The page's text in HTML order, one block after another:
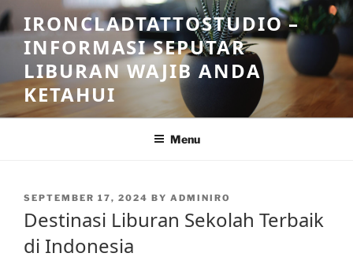
Skip
to
content
IRONCLADTATTOSTUDIO –
INFORMASI SEPUTAR
LIBURAN WAJIB ANDA
KETAHUI
Menu
POSTED
SEPTEMBER 17, 2024 BY ADMINIRO
Destinasi Liburan Sekolah Terbaik
di Indonesia